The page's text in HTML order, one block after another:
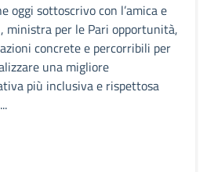
oggi sottoscrivo con l’amica e
ministra per le Pari opportunità,
concrete e percorribili per
una migliore
più inclusiva e rispettosa